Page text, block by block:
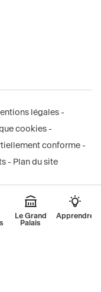
légales
cookies
conforme
Plan du site
Le Grand
Palais
Apprendre